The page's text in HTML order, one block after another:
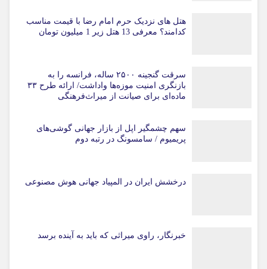
هتل های نزدیک حرم امام رضا با قیمت مناسب
کدامند؟ معرفی 13 هتل زیر 1 میلیون تومان
سرقت گنجینه ۲۵۰۰ ساله، فرانسه را به
بازنگری امنیت موزه‌ها واداشت/ ارائه طرح ۳۳
ماده‌ای برای صیانت از میراث‌فرهنگی
سهم چشمگیر اپل از بازار جهانی گوشی‌های
پریمیوم / سامسونگ در رتبه دوم
درخشش ایران در المپیاد جهانی هوش مصنوعی
خبرنگار، راوی میراثی که باید به آینده برسد